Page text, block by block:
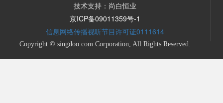
技术支持：尚白恒业
京ICP备09011359号-1
信息网络传播视听节目许可证0111614
Copyright © singdoo.com Corporation, All Rights Reserved.